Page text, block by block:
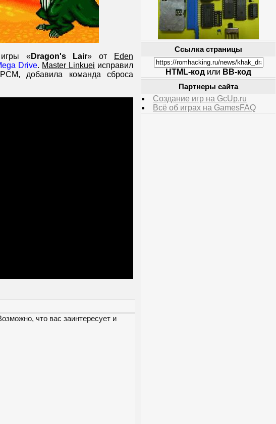
игры «Dragon's Lair» от
Eden
Drive. Master Linkuei исправил
добавила команда сброса
что вас заинтересует и
Ссылка страницы
HTML-код или BB-код
Партнеры сайта
Создание игр на GcUp.ru
Всё об играх на GamesFAQ